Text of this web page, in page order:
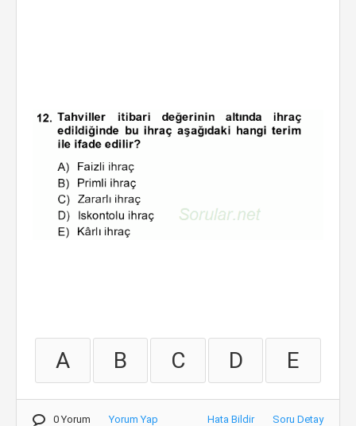
A B C D E
0 Yorum Yorum Yap Hata Bildir Soru Detay